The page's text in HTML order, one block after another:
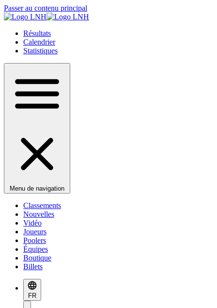
Passer au contenu principal
Résultats
Calendrier
Statistiques
Menu de navigation
Classements
Nouvelles
Vidéo
Joueurs
Poolers
Équipes
Boutique
Billets
FR